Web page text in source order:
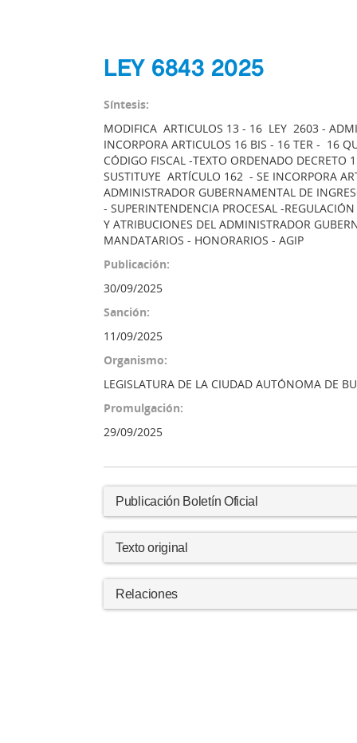
LEY 6843 2025
Síntesis:
MODIFICA ARTICULOS 13 - 16 LEY 2603 -
INCORPORA ARTICULOS 16 BIS - 16 TER - 16
CÓDIGO FISCAL -TEXTO ORDENADO
SUSTITUYE ARTÍCULO 162 - SE INCORPORA
ADMINISTRADOR GUBERNAMENTAL DE
- SUPERINTENDENCIA PROCESAL -
Y ATRIBUCIONES DEL ADMINISTRADOR
MANDATARIOS - HONORARIOS - AGIP
Publicación:
30/09/2025
Sanción:
11/09/2025
Organismo:
LEGISLATURA DE LA CIUDAD AUTÓNOMA DE
Promulgación:
29/09/2025
Publicación Boletín Oficial
Texto original
Relaciones